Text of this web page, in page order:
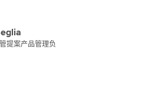
提案产品管理负